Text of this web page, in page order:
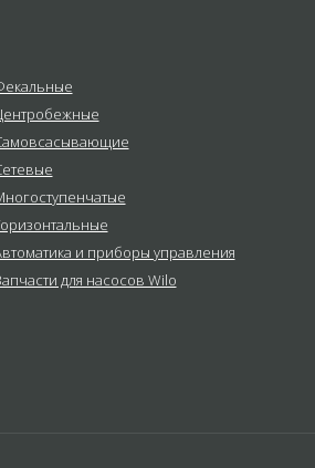
и приборы управления
для насосов Wilo